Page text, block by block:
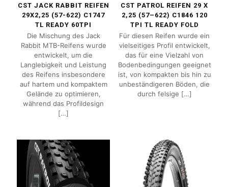
CST JACK RABBIT REIFEN
29X2,25 (57-622) C1747
TL READY 60TPI
Die Mischung des Jack
Rabbit MTB-Reifens wurde
entwickelt, um die
Langlebigkeit und Leistung
des Reifens insbesondere
auf hartem und kompaktem
Gelände zu optimieren,
während das Profildesign
[…]
CST PATROL REIFEN 29 X
2,25 (57–622) C1846 120
TPI TL READY FOLD
Für diesen Reifen wurde ein
vielseitiges Profil entwickelt,
das für eine Vielzahl von
Bodenbedingungen geeignet
ist, von kompakten bis hin zu
unbeständigeren Böden, die
durch felsige […]